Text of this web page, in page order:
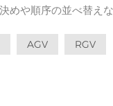
変化、交通状況、さ
AGV
RGV